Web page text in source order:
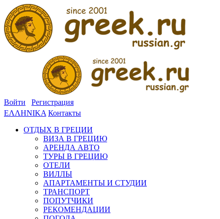
Войти
Регистрация
ΕΛΛΗΝΙΚΑ Контакты
ОТДЫХ В ГРЕЦИИ
ВИЗА В ГРЕЦИЮ
АРЕНДА АВТО
ТУРЫ В ГРЕЦИЮ
ОТЕЛИ
ВИЛЛЫ
АПАРТАМЕНТЫ И СТУДИИ
ТРАНСПОРТ
ПОПУТЧИКИ
РЕКОМЕНДАЦИИ